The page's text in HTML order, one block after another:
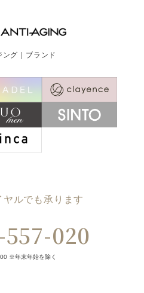
ルでも承ります
020
年末年始を除く
問合わせはこちら
グ｜ブランド
ヤルでも承ります
557-020
※年末年始を除く